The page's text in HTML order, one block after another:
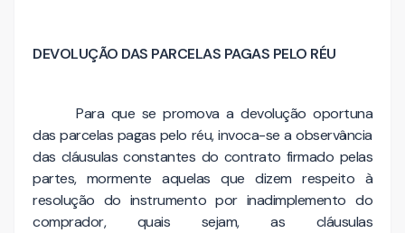
DEVOLUÇÃO DAS PARCELAS PAGAS PELO RÉU
Para que se promova a devolução oportuna
das parcelas pagas pelo réu, invoca-se a observância
das cláusulas constantes do contrato firmado pelas
partes, mormente aquelas que dizem respeito à
resolução do instrumento por inadimplemento do
comprador, quais sejam, as cláusulas